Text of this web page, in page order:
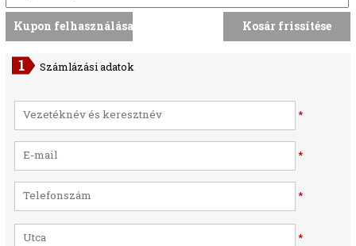
Számlázási adatok
*
*
*
*